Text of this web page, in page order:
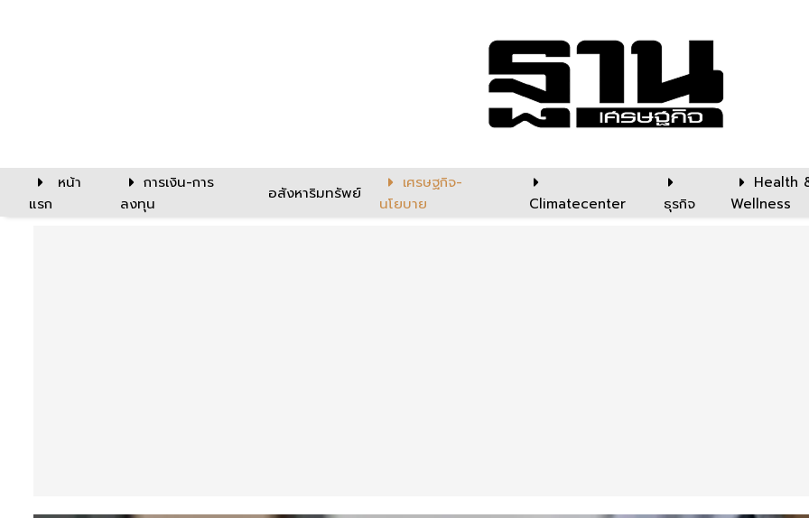
หน้า
แรก
การเงิน-การ
ลงทุน
อสังหาริมทรัพย์
เศรษฐกิจ-
นโยบาย
Climatecenter ธุรกิจ
Health
Wellness